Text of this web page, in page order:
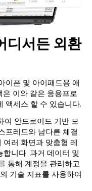
디서든 외환
이폰 및 아이패드용 애
이와 같은 응용프로
액세스 할 수 있습니다.
여 안드로이드 기반 모
프레드와 남다른 체결
러 화면과 맞춤형 레
니다. 과거 데이터 및
통해 계정을 관리하고
기술 지표를 사용하여